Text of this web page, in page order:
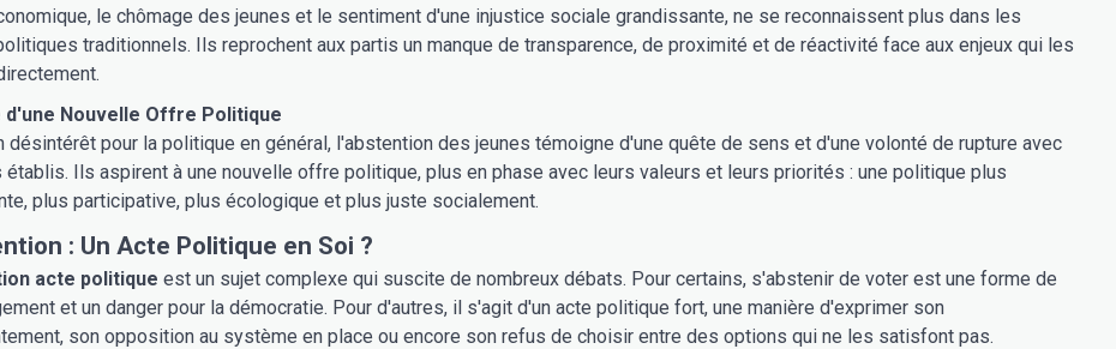
le chômage des jeunes et le sentiment d'une injustice sociale grandissante, ne se reconnaissent plus dans les
traditionnels. Ils reprochent aux partis un manque de transparence, de proximité et de réactivité face aux enjeux qui les
d'une Nouvelle Offre Politique
désintérêt pour la politique en général, l'abstention des jeunes témoigne d'une quête de sens et d'une volonté de rupture avec
Ils aspirent à une nouvelle offre politique, plus en phase avec leurs valeurs et leurs priorités : une politique plus
plus participative, plus écologique et plus juste socialement.
: Un Acte Politique en Soi ?
acte politique est un sujet complexe qui suscite de nombreux débats. Pour certains, s'abstenir de voter est une forme de
et un danger pour la démocratie. Pour d'autres, il s'agit d'un acte politique fort, une manière d'exprimer son
son opposition au système en place ou encore son refus de choisir entre des options qui ne les satisfont pas.